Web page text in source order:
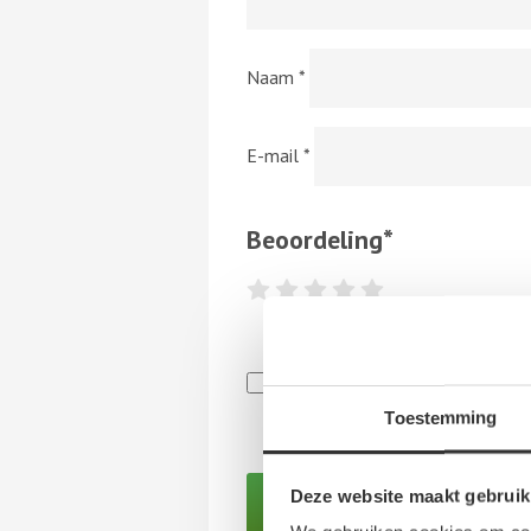
Toestemming
Deze website maakt
Naam *
E-mail *
Beoordeling*
Hierbij bevestig ik dat de review
indirect, ontvangen van een